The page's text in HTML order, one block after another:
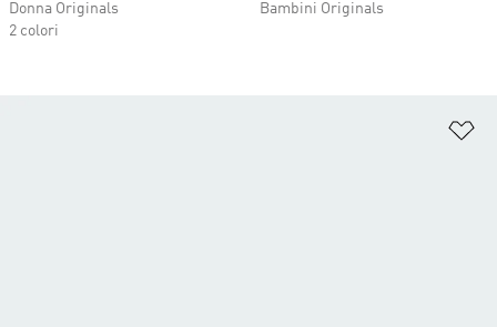
Donna Originals
2 colori
Bambini Originals